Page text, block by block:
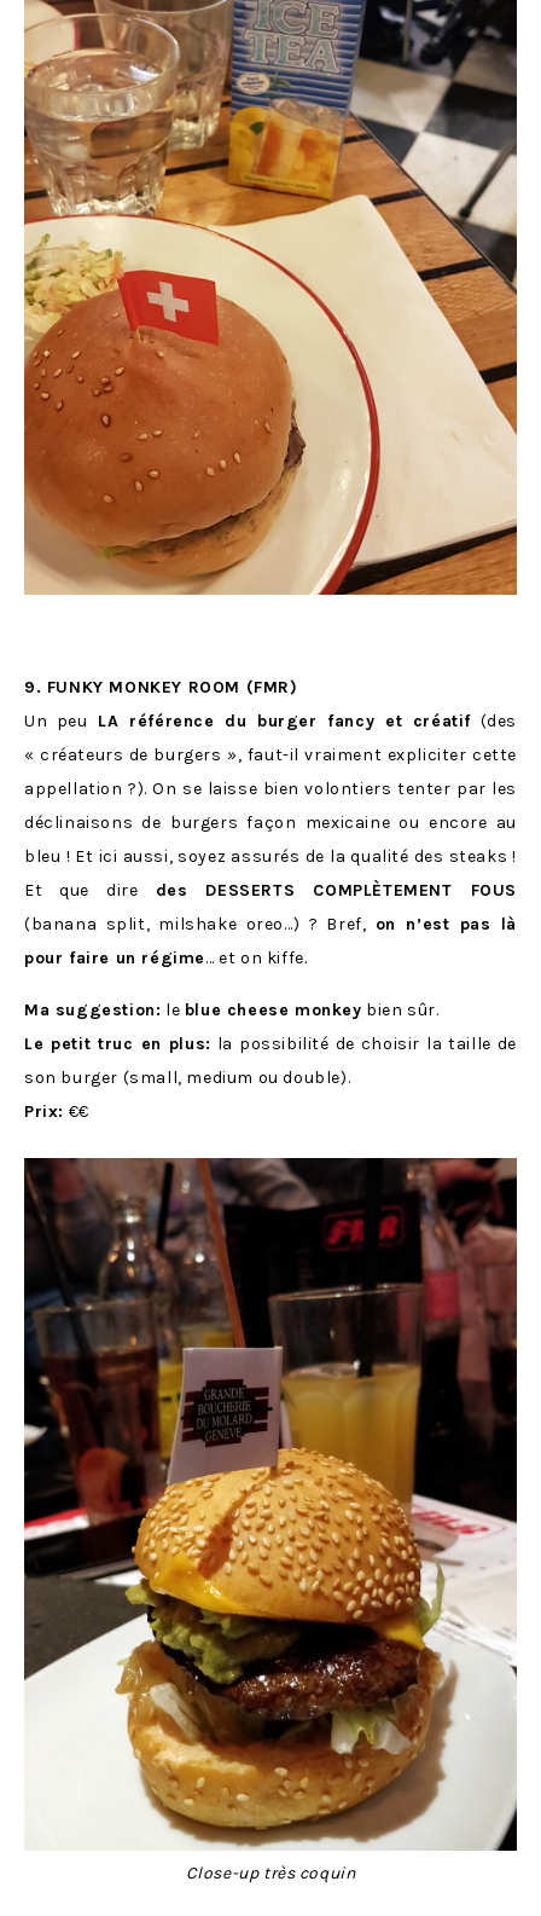
9. FUNKY MONKEY ROOM (FMR)
Un peu LA référence du burger fancy et créatif(des
« créateurs de burgers », faut-il vraiment expliciter cette
appellation ?). On se laisse bien volontiers tenter par les
déclinaisons de burgers façon mexicaine ou encore au
bleu ! Et ici aussi, soyez assurés de la qualité des steaks !
Et que dire des DESSERTS COMPLÈTEMENT FOUS
(banana split, milshake oreo…) ? Bref, on n’est pas là
pour faire un régime… et on kiffe.
Ma suggestion: le blue cheese monkey bien sûr.
Le petit truc en plus: la possibilité de choisir la taille de
son burger (small, medium ou double).
Prix: €€
Close-up très coquin